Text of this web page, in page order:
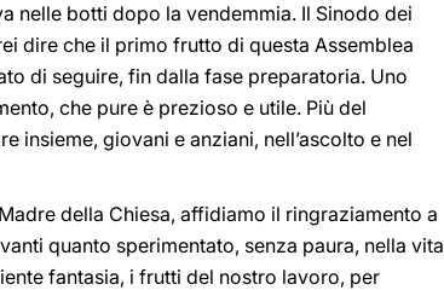
nelle botti dopo la vendemmia. Il Sinodo dei
dire che il primo frutto di questa Assemblea
di seguire, fin dalla fase preparatoria. Uno
che pure è prezioso e utile. Più del
insieme, giovani e anziani, nell’ascolto e nel
della Chiesa, affidiamo il ringraziamento a
quanto sperimentato, senza paura, nella vita
fantasia, i frutti del nostro lavoro, per